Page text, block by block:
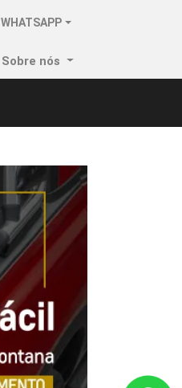
WHATSAPP
Sobre nós